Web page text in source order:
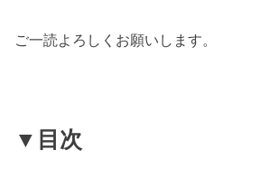
ご一読よろしくお願いします。
▼目次